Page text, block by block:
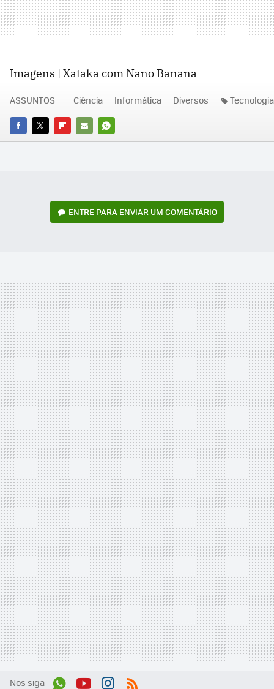
Imagens | Xataka com Nano Banana
FACEBOOK
TWITTERFLIPBOARD
E-
WHATSAPP
ASSUNTOS Ciência Informática Diversos Tecnologia
ENTRE PARA ENVIAR UM COMENTÁRIO
Nos siga